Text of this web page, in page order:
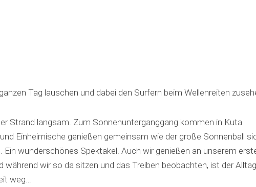
Tag lauschen und dabei den Surfern beim Wellenreiten
Strand langsam. Zum Sonnenunterganggang kommen in Kuta
Einheimische genießen gemeinsam wie der große Sonnenball
Ein wunderschönes Spektakel. Auch wir genießen an unserem
während wir so da sitzen und das Treiben beobachten, ist der
weg…